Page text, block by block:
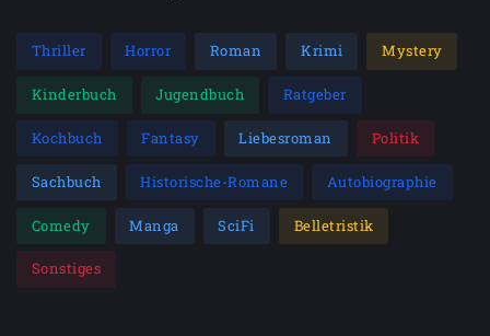
Thriller Horror Roman Krimi Mystery
Kinderbuch Jugendbuch Ratgeber
Kochbuch Fantasy Liebesroman Politik
Sachbuch Historische-Romane Autobiographie
Comedy Manga SciFi Belletristik
Sonstiges